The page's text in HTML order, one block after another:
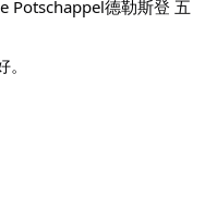
Potschappel德勒斯登 五